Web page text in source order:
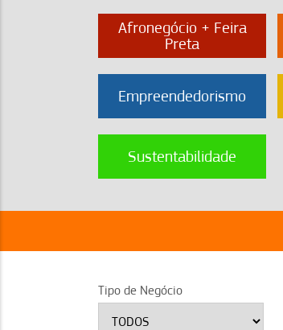
Afronegócio + Feira
Preta
Empreendedorismo
Sustentabilidade
Tipo de Negócio